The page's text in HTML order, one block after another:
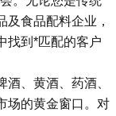
食品配料企业，
找到*匹配的客户
、黄酒、药酒、
场的黄金窗口。对